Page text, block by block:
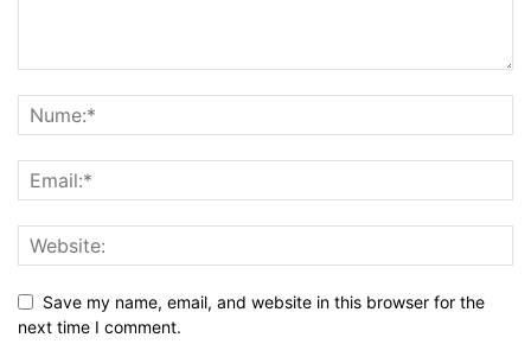
Save my name, email, and website in this browser for the
next time I comment.